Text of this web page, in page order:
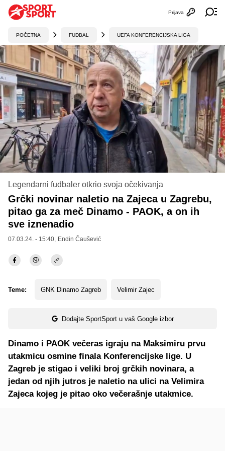
Otvori
Prijava
POČETNA FUDBAL UEFA KONFERENCIJSKA LIGA
Legendarni fudbaler otkrio svoja očekivanja
Grčki novinar naletio na Zajeca u Zagrebu,
pitao ga za meč Dinamo - PAOK, a on ih
sve iznenadio
07.03.24. - 15:40, Endin Čaušević
Teme: GNK Dinamo Zagreb Velimir Zajec
Dodajte SportSport u vaš Google izbor
Dinamo i PAOK večeras igraju na Maksimiru prvu
utakmicu osmine finala Konferencijske lige. U
Zagreb je stigao i veliki broj grčkih novinara, a
jedan od njih jutros je naletio na ulici na Velimira
Zajeca kojeg je pitao oko večerašnje utakmice.